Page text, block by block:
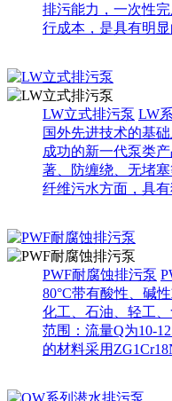
排污能力，一次性
行成本，是具有明
LW立式排污泵 LW
国外先进技术的基
成功的新一代泵类
著、防缠绕、无堵
纤维污水方面，具有
PWF耐腐蚀排污泵
80°C带有酸性、碱
化工、石油、轻工
范围：流量Q为10-
的材料采用